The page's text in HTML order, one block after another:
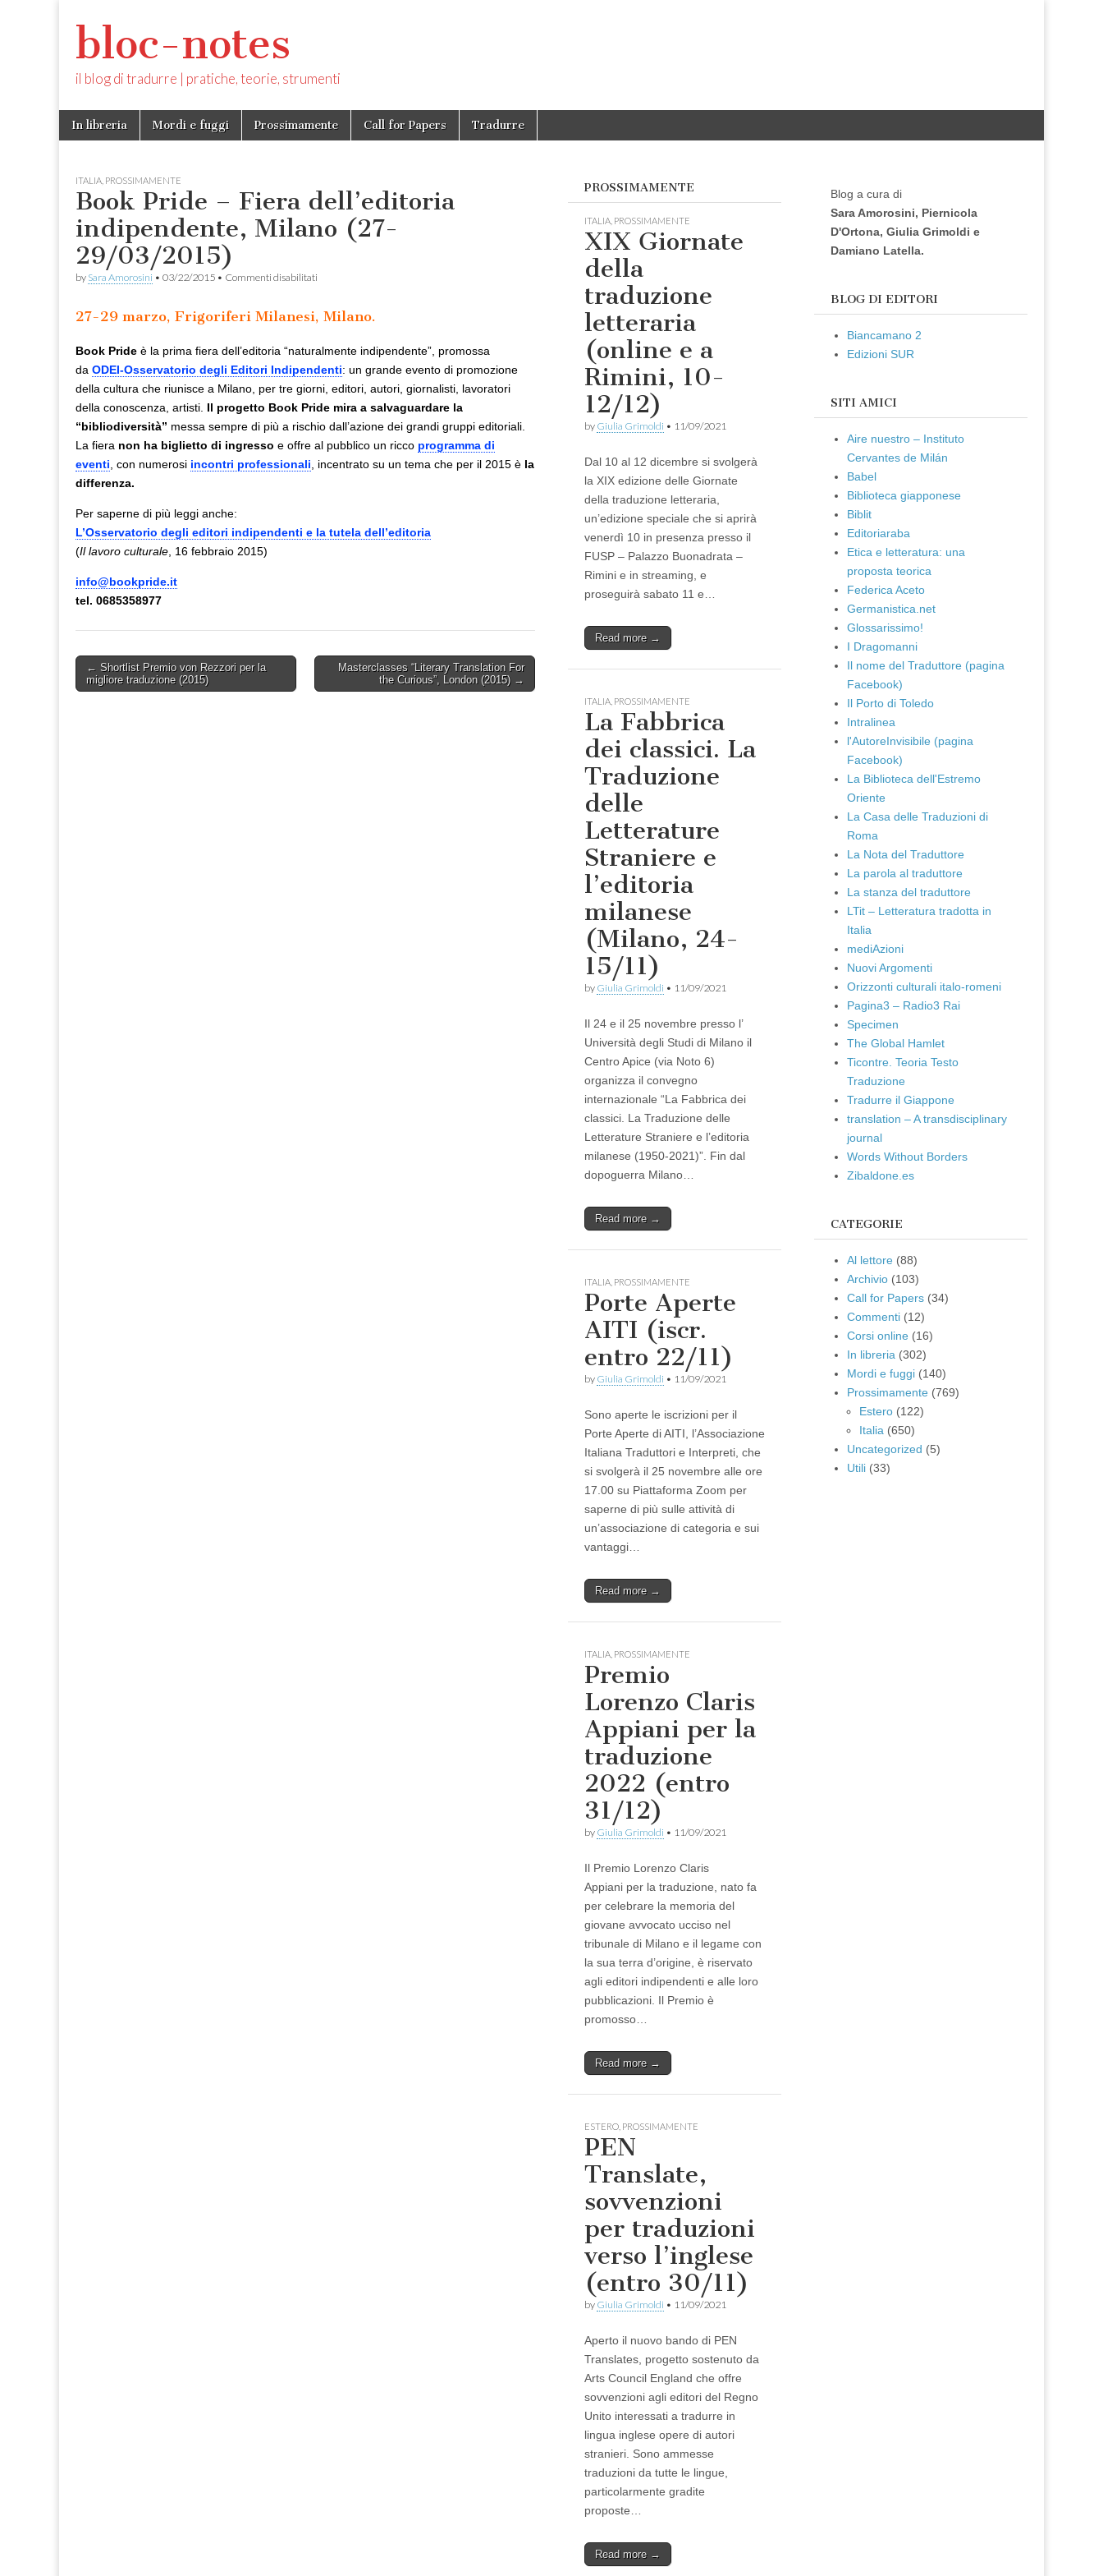
bloc-notes
il blog di tradurre | pratiche, teorie, strumenti
Main
menu
Skip
In libreria Mordi e fuggi Prossimamente Call for Papers Tradurre
ITALIA PROSSIMAMENTE
Book Pride – Fiera dell’editoria
indipendente, Milano (27-
29/03/2015)
by Sara Amorosini • 03/22/2015 • Commenti disabilitati
indipendente,
Milano
(27-
29/03/2015)
27-29 marzo, Frigoriferi Milanesi, Milano.
Book Pride è la prima fiera dell’editoria “naturalmente indipendente”, promossa
da ODEI-Osservatorio degli Editori Indipendenti: un grande evento di promozione
della cultura che riunisce a Milano, per tre giorni, editori, autori, giornalisti, lavoratori
della conoscenza, artisti. Il progetto Book Pride mira a salvaguardare la
“bibliodiversità” messa sempre di più a rischio dall’azione dei grandi gruppi editoriali.
La fiera non ha biglietto di ingresso e offre al pubblico un ricco programma di
eventi , con numerosi incontri professionali , incentrato su un tema che per il 2015 è la
differenza.
Per saperne di più leggi anche:
L’Osservatorio degli editori indipendenti e la tutela dell’editoria
(Il lavoro culturale , 16 febbraio 2015)
info@bookpride.it
tel. 0685358977
Post
navigation
← Shortlist Premio von Rezzori per la
migliore traduzione (2015)
Masterclasses “Literary Translation For
the Curious”, London (2015) →
PROSSIMAMENTE
ITALIA PROSSIMAMENTE
XIX Giornate
della
traduzione
letteraria
(online e a
Rimini, 10-
12/12)
by Giulia Grimoldi • 11/09/2021
Dal 10 al 12 dicembre si svolgerà
la XIX edizione delle Giornate
della traduzione letteraria,
un’edizione speciale che si aprirà
venerdì 10 in presenza presso il
FUSP – Palazzo Buonadrata –
Rimini e in streaming, e
proseguirà sabato 11 e…
Read more →
ITALIA PROSSIMAMENTE
La Fabbrica
dei classici. La
Traduzione
delle
Letterature
Straniere e
l’editoria
milanese
(Milano, 24-
15/11)
by Giulia Grimoldi • 11/09/2021
Il 24 e il 25 novembre presso l’
Università degli Studi di Milano il
Centro Apice (via Noto 6)
organizza il convegno
internazionale “La Fabbrica dei
classici. La Traduzione delle
Letterature Straniere e l’editoria
milanese (1950-2021)”. Fin dal
dopoguerra Milano…
Read more →
ITALIA PROSSIMAMENTE
Porte Aperte
AITI (iscr.
entro 22/11)
by Giulia Grimoldi • 11/09/2021
Sono aperte le iscrizioni per il
Porte Aperte di AITI, l’Associazione
Italiana Traduttori e Interpreti, che
si svolgerà il 25 novembre alle ore
17.00 su Piattaforma Zoom per
saperne di più sulle attività di
un’associazione di categoria e sui
vantaggi…
Read more →
ITALIA PROSSIMAMENTE
Premio
Lorenzo Claris
Appiani per la
traduzione
2022 (entro
31/12)
by Giulia Grimoldi • 11/09/2021
Il Premio Lorenzo Claris
Appiani per la traduzione, nato fa
per celebrare la memoria del
giovane avvocato ucciso nel
tribunale di Milano e il legame con
la sua terra d’origine, è riservato
agli editori indipendenti e alle loro
pubblicazioni. Il Premio è
promosso…
Read more →
ESTERO PROSSIMAMENTE
PEN
Translate,
sovvenzioni
per traduzioni
verso l’inglese
(entro 30/11)
by Giulia Grimoldi • 11/09/2021
Aperto il nuovo bando di PEN
Translates, progetto sostenuto da
Arts Council England che offre
sovvenzioni agli editori del Regno
Unito interessati a tradurre in
lingua inglese opere di autori
stranieri. Sono ammesse
traduzioni da tutte le lingue,
particolarmente gradite
proposte…
Read more →
Blog a cura di
Sara Amorosini, Piernicola
D'Ortona, Giulia Grimoldi e
Damiano Latella.
BLOG DI EDITORI
Biancamano 2
Edizioni SUR
SITI AMICI
Aire nuestro – Instituto
Cervantes de Milán
Babel
Biblioteca giapponese
Biblit
Editoriaraba
Etica e letteratura: una
proposta teorica
Federica Aceto
Germanistica.net
Glossarissimo!
I Dragomanni
Il nome del Traduttore (pagina
Facebook)
Il Porto di Toledo
Intralinea
l'AutoreInvisibile (pagina
Facebook)
La Biblioteca dell'Estremo
Oriente
La Casa delle Traduzioni di
Roma
La Nota del Traduttore
La parola al traduttore
La stanza del traduttore
LTit – Letteratura tradotta in
Italia
mediAzioni
Nuovi Argomenti
Orizzonti culturali italo-romeni
Pagina3 – Radio3 Rai
Specimen
The Global Hamlet
Ticontre. Teoria Testo
Traduzione
Tradurre il Giappone
translation – A transdisciplinary
journal
Words Without Borders
Zibaldone.es
CATEGORIE
Al lettore (88)
Archivio (103)
Call for Papers (34)
Commenti (12)
Corsi online (16)
In libreria (302)
Mordi e fuggi (140)
Prossimamente (769)
Estero (122)
Italia (650)
Uncategorized (5)
Utili (33)